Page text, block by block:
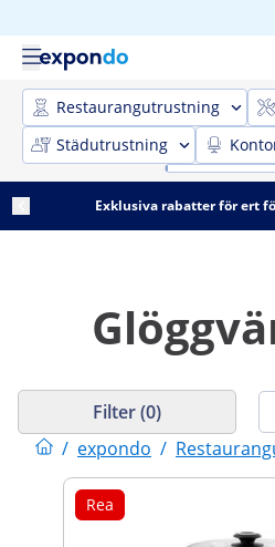
Restaurangutrustning
Städutrustning
Exklusiva rabatter för ert
/ expondo /
Filter (0)
Rea